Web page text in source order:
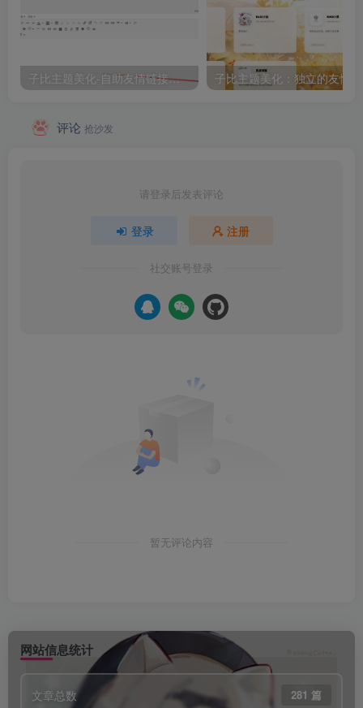
子比主题美化-自助友情链接申请（2）
评论 抢沙发
请登录后发表评论
登录 注册
社交账号登录
暂无评论内容
网站信息统计
文章总数 281 篇